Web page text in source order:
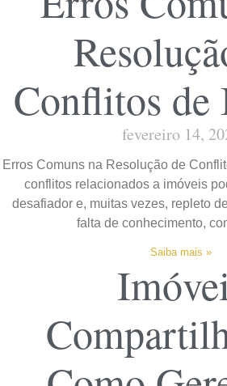
Conflitos de
fevereiro 14,
Erros Comuns na Resolução de
conflitos relacionados a imóveis
desafiador e, muitas vezes, repleto
falta de conhecimento,
Saiba mais »